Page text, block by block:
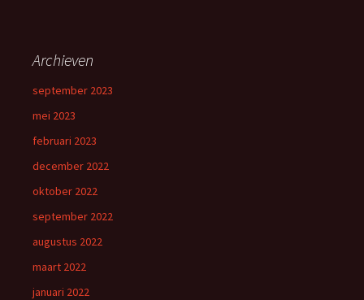
Archieven
september 2023
mei 2023
februari 2023
december 2022
oktober 2022
september 2022
augustus 2022
maart 2022
januari 2022